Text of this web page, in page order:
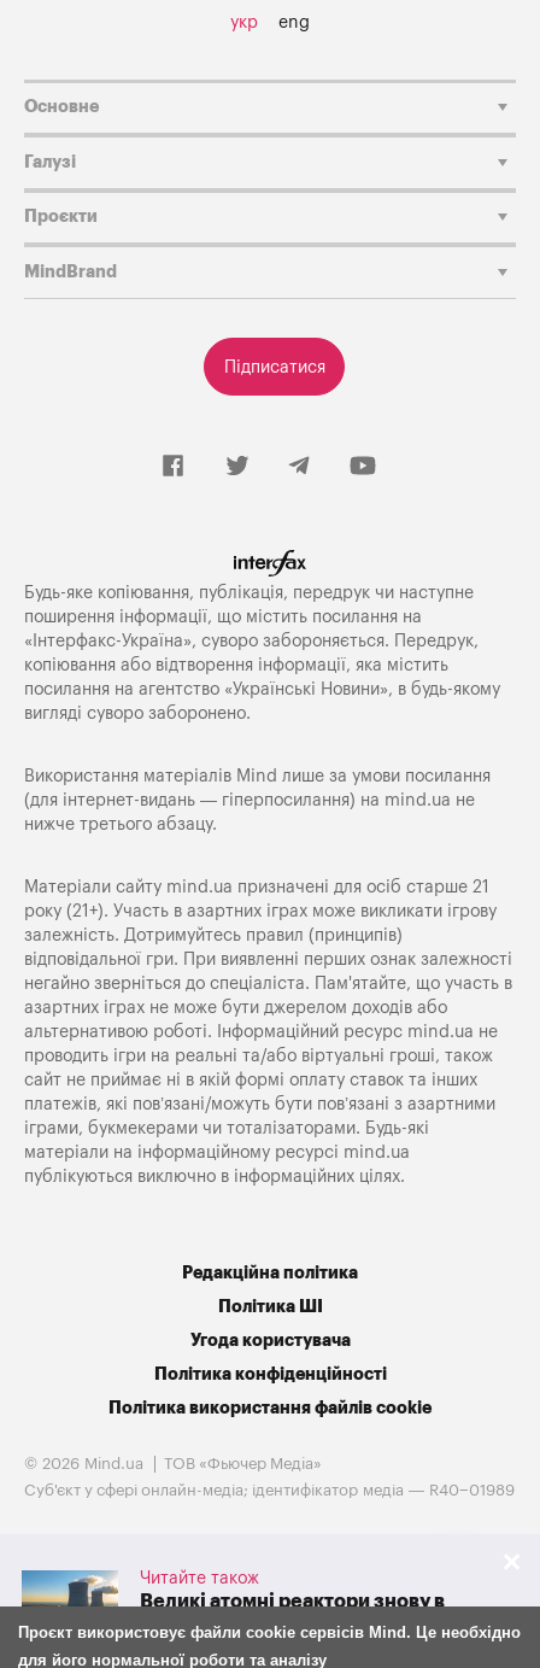
Читайте також
Великі атомні реактори знову в
грі. Westinghouse готується до
IPO на тлі потужної підтримки
адміністрації Трампа
укр eng
Підписатися
Основне
Галузі
Проєкти
MindBrand
Будь-яке копiювання, публiкацiя, передрук чи наступне
поширення iнформацiї, що мiстить посилання на
«Iнтерфакс-Україна», суворо забороняється. Передрук,
копіювання або відтворення інформації, яка містить
посилання на агентство «Українські Новини», в будь-якому
вигляді суворо заборонено.
Використання матеріалів Mind лише за умови посилання
(для інтернет-видань — гіперпосилання) на mind.ua не
нижче третього абзацу.
Матеріали сайту mind.ua призначені для осіб старше 21
року (21+). Участь в азартних іграх може викликати ігрову
залежність. Дотримуйтесь правил (принципів)
відповідальної гри. При виявленні перших ознак залежності
негайно зверніться до спеціаліста. Пам'ятайте, що участь в
азартних іграх не може бути джерелом доходів або
альтернативою роботі. Інформаційний ресурс mind.ua не
проводить ігри на реальні та/або віртуальні гроші, також
сайт не приймає ні в якій формі оплату ставок та інших
платежів, які пов’язані/можуть бути пов’язані з азартними
іграми, букмекерами чи тоталізаторами. Будь-які
матеріали на інформаційному ресурсі mind.ua
публікуються виключно в інформаційних цілях.
Редакційна політика
Політика ШІ
Угода користувача
Політика конфіденційності
Політика використання файлів cookie
© 2026 Mind.ua
ТОВ «Фьючер Медiа»
Cуб'єкт у сфері онлайн-медіа; ідентифікатор медіа — R40−01989
Проєкт використовує файли cookie сервісів Mind. Це необхідно
для його нормальної роботи та аналізу